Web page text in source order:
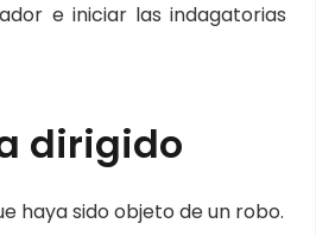
e iniciar las indagatorias
dirigido
haya sido objeto de un robo.